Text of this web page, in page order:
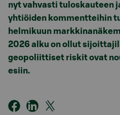
nyt vahvasti tuloskauteen
yhtiöiden kommentteihin
helmikuun
2026 alku on ollut
geopoliittiset riskit ovat
esiin.